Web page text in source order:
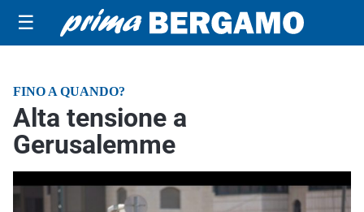
☰
FINO A QUANDO?
Alta tensione a
Gerusalemme